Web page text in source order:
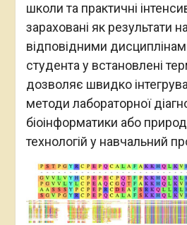
школи та практичні
зараховані як результати
відповідними
студента у встановлені
дозволяє швидко
методи лабораторної
біоінформатики або
технологій у навчальний